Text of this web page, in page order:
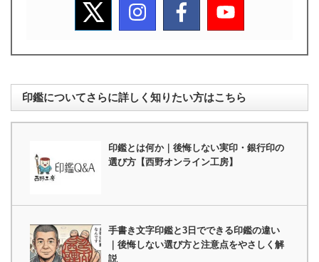
印鑑についてさらに詳しく知りたい方はこちら
印鑑とは何か｜後悔しない実印・銀行印の
選び方【西野オンライン工房】
手書き文字印鑑と3日でできる印鑑の違い
｜後悔しない選び方と注意点をやさしく解
説